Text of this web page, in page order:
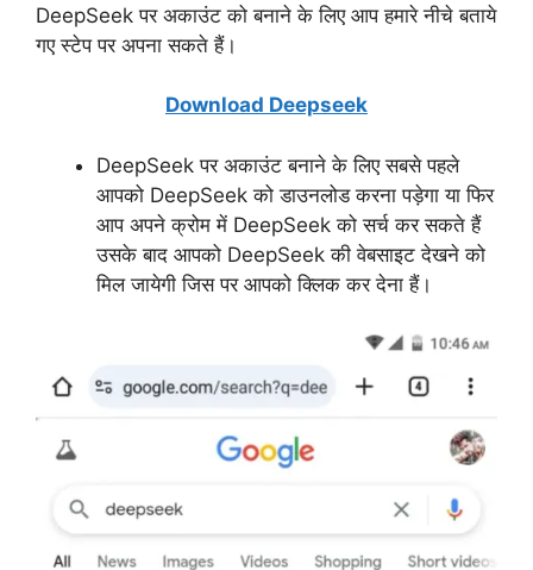
DeepSeek पर अकाउंट को बनाने के लिए आप हमारे नीचे बताये
गए स्टेप पर अपना सकते हैं।
Download Deepseek
DeepSeek पर अकाउंट बनाने के लिए सबसे पहले
आपको DeepSeek को डाउनलोड करना पड़ेगा या फिर
आप अपने क्रोम में DeepSeek को सर्च कर सकते हैं
उसके बाद आपको DeepSeek की वेबसाइट देखने को
मिल जायेगी जिस पर आपको क्लिक कर देना हैं।